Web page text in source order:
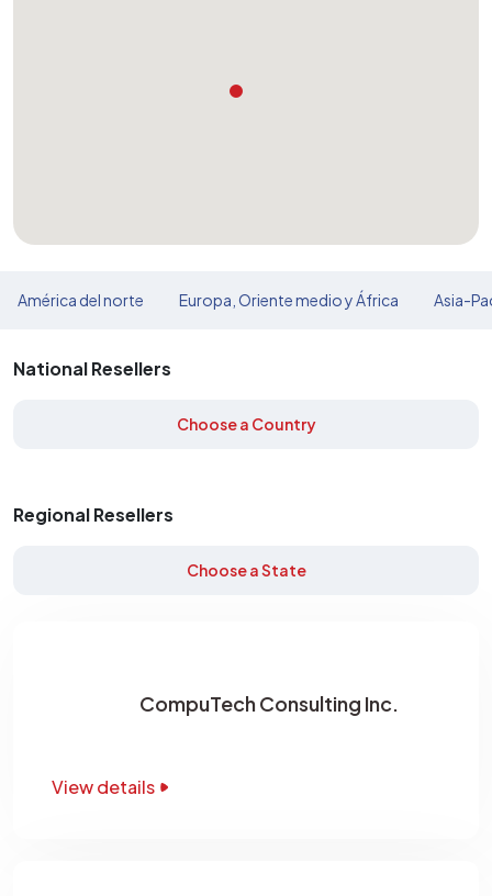
América del norte Europa, Oriente medio y África Asia-
National Resellers
Choose a Country
Regional Resellers
Choose a State
CompuTech Consulting Inc.
View details